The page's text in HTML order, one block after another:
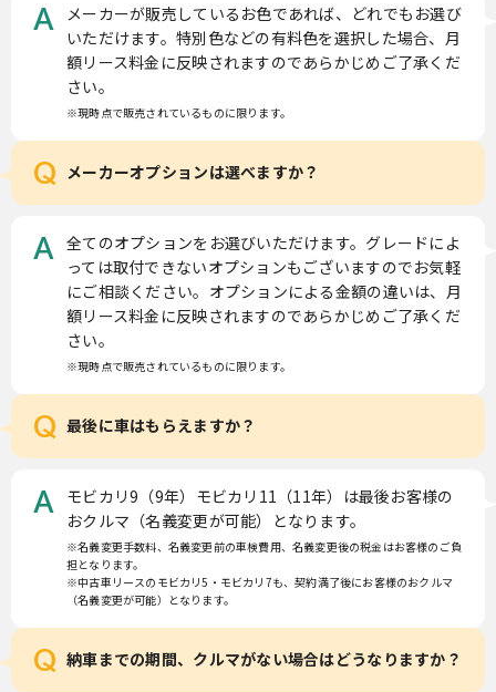
A
メーカーが販売しているお色であれば、どれでもお選び
いただけます。特別色などの有料色を選択した場合、月
額リース料金に反映されますのであらかじめご了承くだ
さい。
※現時点で販売されているものに限ります。
Q メーカーオプションは選べますか？
A
全てのオプションをお選びいただけます。グレードによ
っては取付できないオプションもございますのでお気軽
にご相談ください。オプションによる金額の違いは、月
額リース料金に反映されますのであらかじめご了承くだ
さい。
※現時点で販売されているものに限ります。
Q 最後に車はもらえますか？
A
モビカリ9（9年）モビカリ11（11年）は最後お客様の
おクルマ（名義変更が可能）となります。
※名義変更手数料、名義変更前の車検費用、名義変更後の税金はお客様のご負
担となります。
※中古車リースのモビカリ5・モビカリ7も、契約満了後にお客様のおクルマ
（名義変更が可能）となります。
Q 納車までの期間、クルマがない場合はどうなりますか？